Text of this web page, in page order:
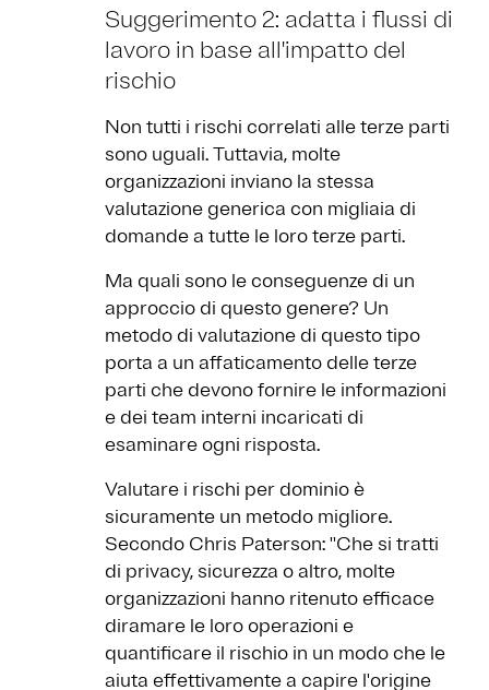
Suggerimento 2: adatta i flussi di
lavoro in base all'impatto del
rischio
Non tutti i rischi correlati alle terze parti
sono uguali. Tuttavia, molte
organizzazioni inviano la stessa
valutazione generica con migliaia di
domande a tutte le loro terze parti.
Ma quali sono le conseguenze di un
approccio di questo genere? Un
metodo di valutazione di questo tipo
porta a un affaticamento delle terze
parti che devono fornire le informazioni
e dei team interni incaricati di
esaminare ogni risposta.
Valutare i rischi per dominio è
sicuramente un metodo migliore.
Secondo Chris Paterson: ''Che si tratti
di privacy, sicurezza o altro, molte
organizzazioni hanno ritenuto efficace
diramare le loro operazioni e
quantificare il rischio in un modo che le
aiuta effettivamente a capire l'origine